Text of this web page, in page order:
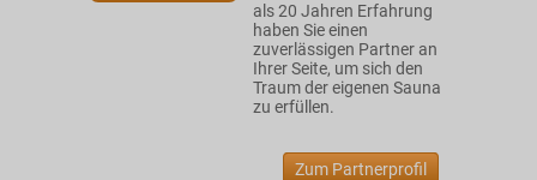
als 20 Jahren Erfahrung
haben Sie einen
zuverlässigen Partner an
Ihrer Seite, um sich den
Traum der eigenen Sauna
zu erfüllen.
Zum Partnerprofil